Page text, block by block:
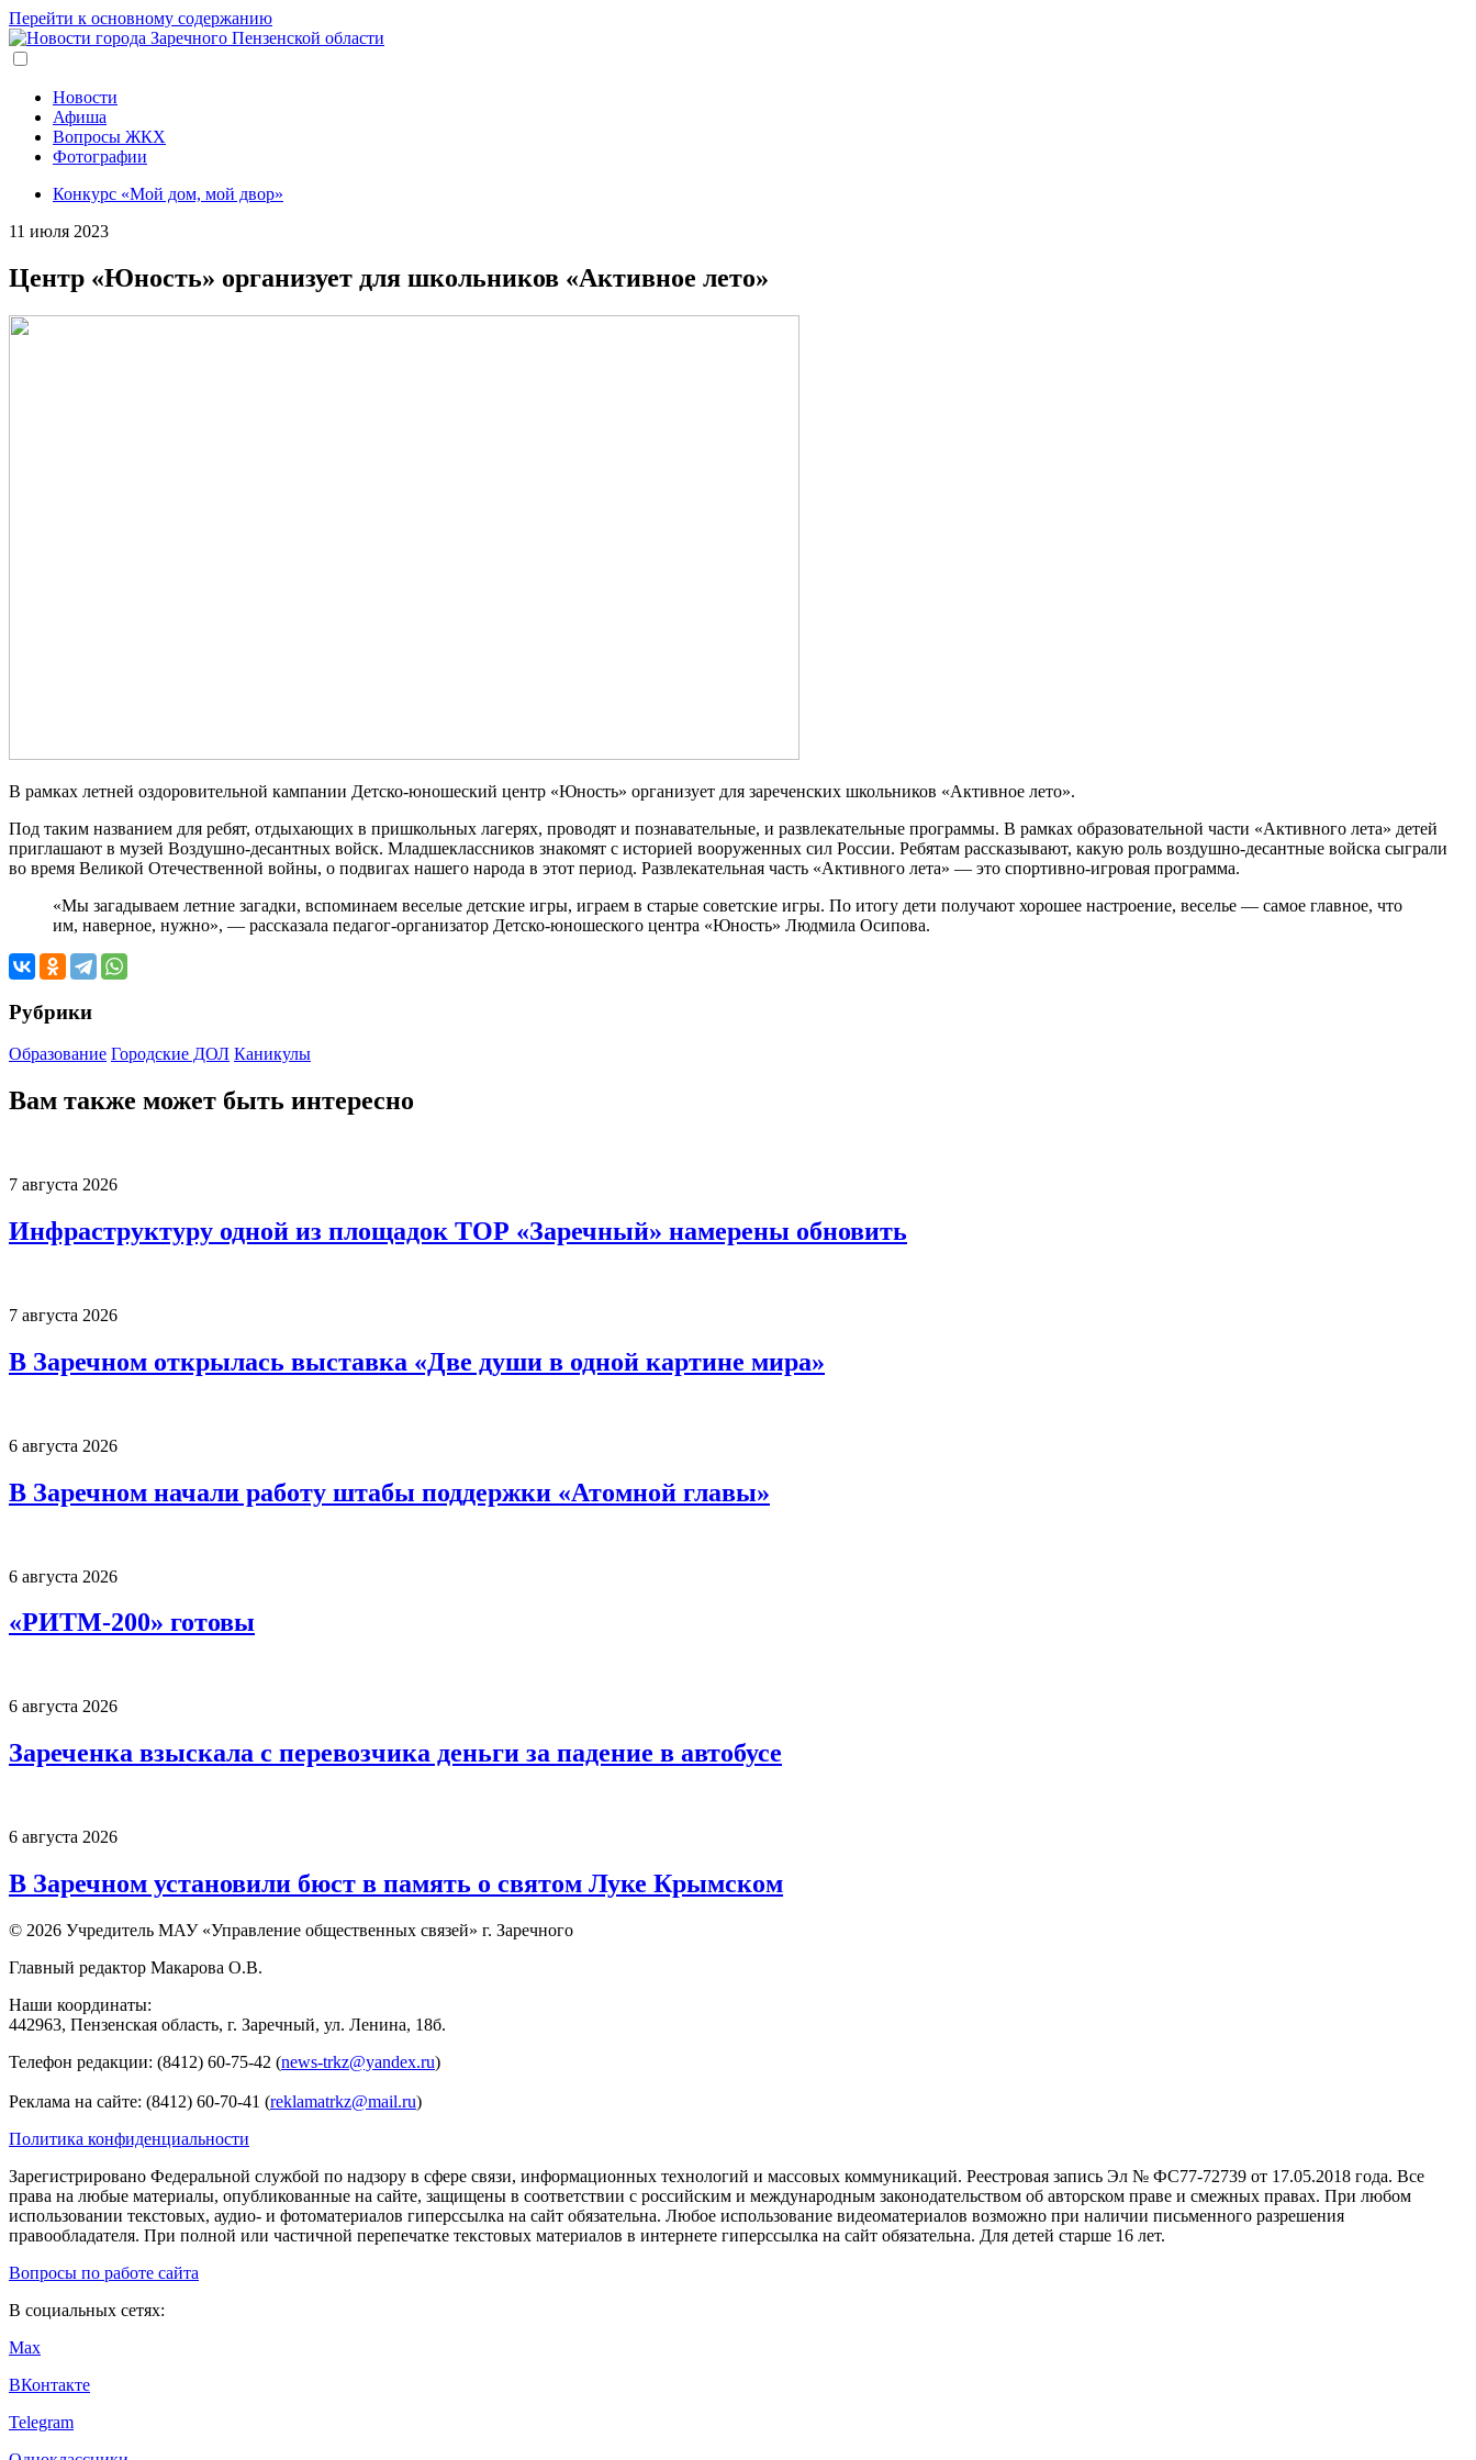
Перейти к основному содержанию
Новости
Афиша
Вопросы ЖКХ
Фотографии
Конкурс «Мой дом, мой двор»
11 июля 2023
Центр «Юность» организует для школьников «Активное лето»
В рамках летней оздоровительной кампании Детско-юношеский центр «Юность» организует для зареченских школьников «Активное лето».
Под таким названием для ребят, отдыхающих в пришкольных лагерях, проводят и познавательные, и развлекательные программы. В рамках образовательной части «Активного лета» детей
приглашают в музей Воздушно-десантных войск. Младшеклассников знакомят с историей вооруженных сил России. Ребятам рассказывают, какую роль воздушно-десантные войска сыграли
во время Великой Отечественной войны, о подвигах нашего народа в этот период. Развлекательная часть «Активного лета» — это спортивно-игровая программа.
«Мы загадываем летние загадки, вспоминаем веселые детские игры, играем в старые советские игры. По итогу дети получают хорошее настроение, веселье — самое главное, что
им, наверное, нужно», — рассказала педагог-организатор Детско-юношеского центра «Юность» Людмила Осипова.
Рубрики
Образование Городские ДОЛ Каникулы
Вам также может быть интересно
7 августа 2026
Инфраструктуру одной из площадок ТОР «Заречный» намерены обновить
7 августа 2026
В Заречном открылась выставка «Две души в одной картине мира»
6 августа 2026
В Заречном начали работу штабы поддержки «Атомной главы»
6 августа 2026
«РИТМ-200» готовы
6 августа 2026
Зареченка взыскала с перевозчика деньги за падение в автобусе
6 августа 2026
В Заречном установили бюст в память о святом Луке Крымском
© 2026 Учредитель МАУ «Управление общественных связей» г. Заречного
Главный редактор Макарова О.В.
Наши координаты:
442963, Пензенская область, г. Заречный, ул. Ленина, 18б.
Телефон редакции: (8412) 60-75-42 (news-trkz@yandex.ru)
Реклама на сайте: (8412) 60-70-41 (reklamatrkz@mail.ru)
Политика конфиденциальности
Зарегистрировано Федеральной службой по надзору в сфере связи, информационных технологий и массовых коммуникаций. Реестровая запись Эл № ФС77-72739 от 17.05.2018 года. Все
права на любые материалы, опубликованные на сайте, защищены в соответствии с российским и международным законодательством об авторском праве и смежных правах. При любом
использовании текстовых, аудио- и фотоматериалов гиперссылка на сайт обязательна. Любое использование видеоматериалов возможно при наличии письменного разрешения
правообладателя. При полной или частичной перепечатке текстовых материалов в интернете гиперссылка на сайт обязательна. Для детей старше 16 лет.
Вопросы по работе сайта
В социальных сетях:
Max
ВКонтакте
Telegram